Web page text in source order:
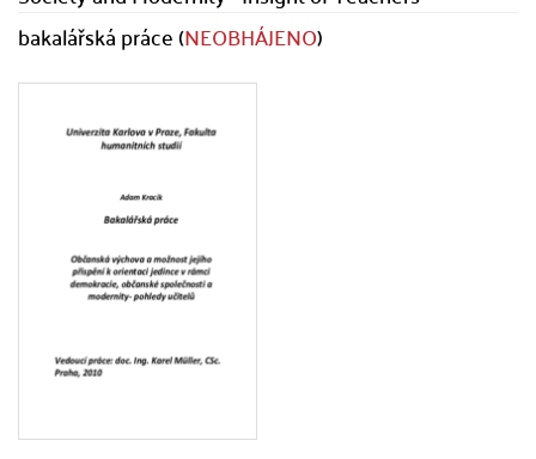
bakalářská práce (NEOBHÁJENO)